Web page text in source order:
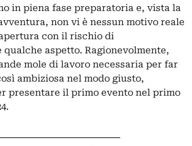
in piena fase preparatoria e, vista la
non vi è nessun motivo reale
con il rischio di
aspetto. Ragionevolmente,
mole di lavoro necessaria per far
ambiziosa nel modo giusto,
presentare il primo evento nel primo